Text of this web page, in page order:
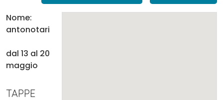
Nome:
antonotari
dal 13 al 20
maggio
TAPPE